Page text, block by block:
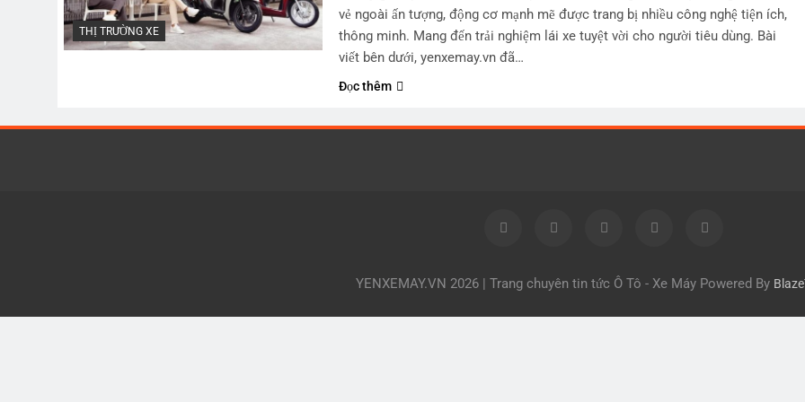
THỊ TRƯỜNG XE
vẻ ngoài ấn tượng, động cơ mạnh mẽ được trang bị nhiều công nghệ tiện ích,
thông minh. Mang đến trải nghiệm lái xe tuyệt vời cho người tiêu dùng. Bài
viết bên dưới, yenxemay.vn đã…
Đọc thêm
YENXEMAY.VN 2026 | Trang chuyên tin tức Ô Tô - Xe Máy Powered By